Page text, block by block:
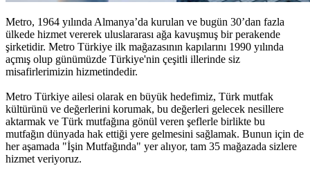
Metro, 1964 yılında Almanya’da kurulan ve bugün 30’dan fazla
ülkede hizmet vererek uluslararası ağa kavuşmuş bir perakende
şirketidir. Metro Türkiye ilk mağazasının kapılarını 1990 yılında
açmış olup günümüzde Türkiye'nin çeşitli illerinde siz
misafirlerimizin hizmetindedir.
Metro Türkiye ailesi olarak en büyük hedefimiz, Türk mutfak
kültürünü ve değerlerini korumak, bu değerleri gelecek nesillere
aktarmak ve Türk mutfağına gönül veren şeflerle birlikte bu
mutfağın dünyada hak ettiği yere gelmesini sağlamak. Bunun için de
her aşamada "İşin Mutfağında" yer alıyor, tam 35 mağazada sizlere
hizmet veriyoruz.